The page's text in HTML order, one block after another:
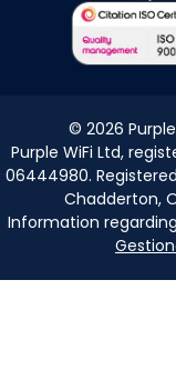
© 2026
Purple WiFi Ltd,
06444980.
Chadderton,
Information